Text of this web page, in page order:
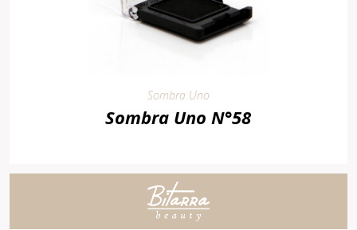
Sombra Uno
Sombra Uno N°58